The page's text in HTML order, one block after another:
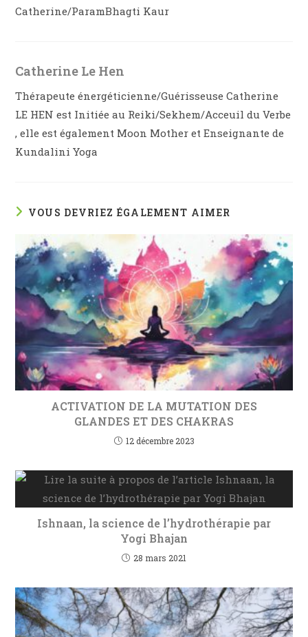
Catherine/ParamBhagti Kaur
Catherine Le Hen
Thérapeute énergéticienne/Guérisseuse Catherine
LE HEN est Initiée au Reiki/Sekhem/Acceuil du Verbe
, elle est également Moon Mother et Enseignante de
Kundalini Yoga
VOUS DEVRIEZ ÉGALEMENT AIMER
ACTIVATION DE LA MUTATION DES
GLANDES ET DES CHAKRAS
12 décembre 2023
Ishnaan, la science de l’hydrothérapie par
Yogi Bhajan
28 mars 2021